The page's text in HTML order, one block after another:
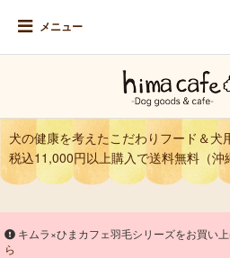
メニュー
犬の健康を考えたこだわりフード＆犬
税込11,000円以上購入で送料無料（沖
キムラ×ひまカフェ羽毛シリーズをお買い
ら